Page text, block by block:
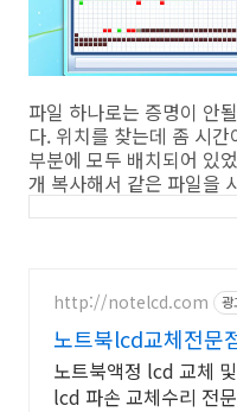
파일 하나로는 증명이 안
다. 위치를 찾는데 좀 시
부분에 모두 배치되어 있
개 복사해서 같은 파일을
http://notelcd.com 광
노트북lcd교체전문
노트북액정 lcd 교체
lcd 파손 교체수리 전문